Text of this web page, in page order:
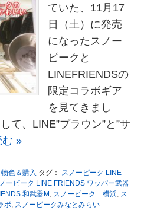
ていた、11月17
日（土）に発売
になったスノー
ピークと
LINEFRIENDSの
限定コラボギア
を見てきまし
て、LINE”ブラウン”と”サ
む »
色＆購入 タグ： スノーピーク LINE
ーピーク LINE FRIENDS ワッパー武器
和武器M , スノーピーク 横浜, ス
ボ, スノーピークみなとみらい